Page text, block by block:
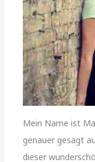
Mein Name ist
genauer gesagt
dieser